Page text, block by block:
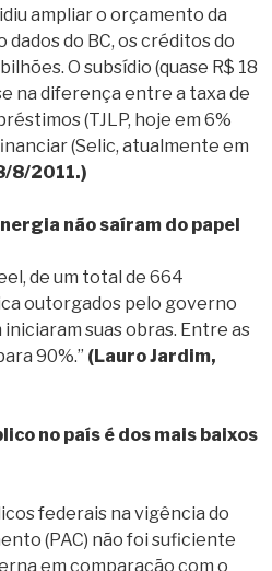
ampliar o orçamento da
do BC, os créditos do
O subsídio (quase R$ 18
na diferença entre a taxa de
(TJLP, hoje em 6%
(Selic, atualmente em
8/2011.)
não saíram do papel
de um total de 664
outorgados pelo governo
suas obras. Entre as
90%.” (Lauro Jardim,
no país é dos mais baixos
federais na vigência do
(PAC) não foi suficiente
em comparação com o